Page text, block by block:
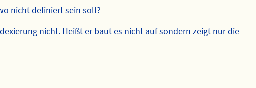
nicht definiert sein soll?
nicht. Heißt er baut es nicht auf sondern zeigt nur die